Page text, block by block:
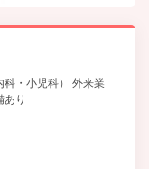
科・小児科） 外来業
あり